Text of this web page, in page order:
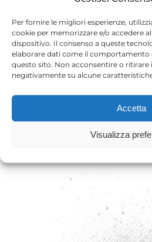
Per fornire le migliori esperienze,
cookie per memorizzare e/o accedere
dispositivo. Il consenso a queste
elaborare dati come il comportamento
questo sito. Non acconsentire o ritirare
negativamente su alcune
Accetta
Visualizza
Bassa pressione:
sottopressione e
raccordi